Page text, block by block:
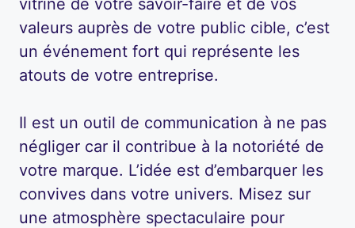
valeurs auprès de votre public cible, c’est
un événement fort qui représente les
atouts de votre entreprise.
Il est un outil de communication à ne pas
négliger car il contribue à la notoriété de
votre marque. L’idée est d’embarquer les
convives dans votre univers. Misez sur
une atmosphère spectaculaire pour